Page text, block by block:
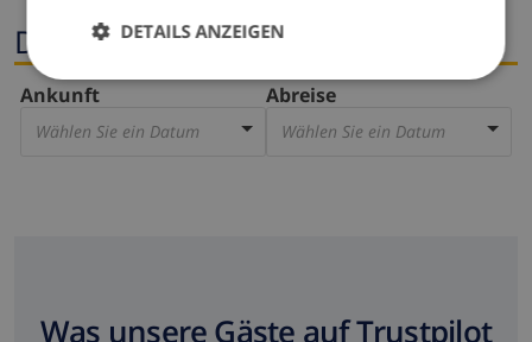
Dates
Ankunft
Wählen Sie ein Datum
Abreise
Wählen Sie ein Datum
Was unsere Gäste auf Trustpilot
DETAILS ANZEIGEN